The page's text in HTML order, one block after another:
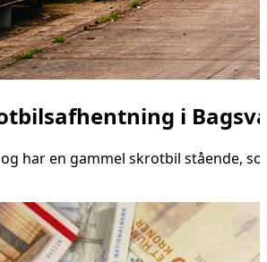
i
har en gammel skrotbil stående,